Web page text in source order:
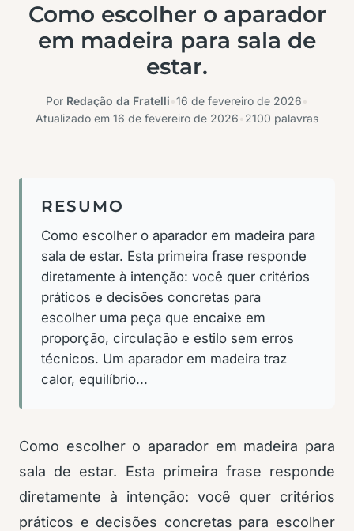
Como escolher o aparador
em madeira para sala de
estar.
Por Redação da Fratelli 16 de fevereiro de 2026
Atualizado em 16 de fevereiro de 2026 2100 palavras
RESUMO
Como escolher o aparador em madeira para
sala de estar. Esta primeira frase responde
diretamente à intenção: você quer critérios
práticos e decisões concretas para
escolher uma peça que encaixe em
proporção, circulação e estilo sem erros
técnicos. Um aparador em madeira traz
calor, equilíbrio...
Como escolher o aparador em madeira para
sala de estar. Esta primeira frase responde
diretamente à intenção: você quer critérios
práticos e decisões concretas para escolher